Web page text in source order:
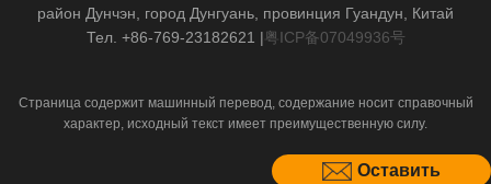
Оставить
район Дунчэн, город Дунгуань, провинция Гуандун, Китай
Тел. +86-769-23182621 |粤ICP备07049936号
Страница содержит машинный перевод, содержание носит справочный
характер, исходный текст имеет преимущественную силу.